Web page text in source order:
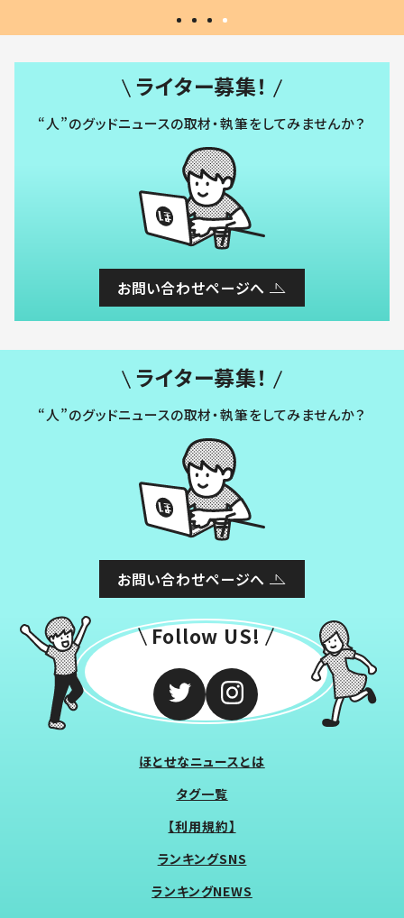
ライター募集！
“人”のグッドニュースの取材・執筆をしてみませんか？
お問い合わせページへ
ライター募集！
“人”のグッドニュースの取材・執筆をしてみませんか？
お問い合わせページへ
Follow US!
ほとせなニュースとは
タグ一覧
【利用規約】
ランキングSNS
ランキングNEWS